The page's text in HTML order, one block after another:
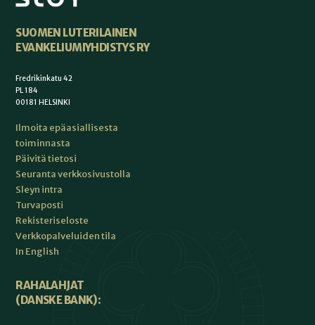
SUOMEN LUTERILAINEN
EVANKELIUMIYHDISTYS RY
Fredrikinkatu 42
PL 184
00181 HELSINKI
Ilmoita epäasiallisesta
toiminnasta
Päivitä tietosi
Seuranta verkkosivustolla
Sleyn intra
Turvaposti
Rekisteriseloste
Verkkopalveluiden tila
In English
RAHALAHJAT
(DANSKE BANK):